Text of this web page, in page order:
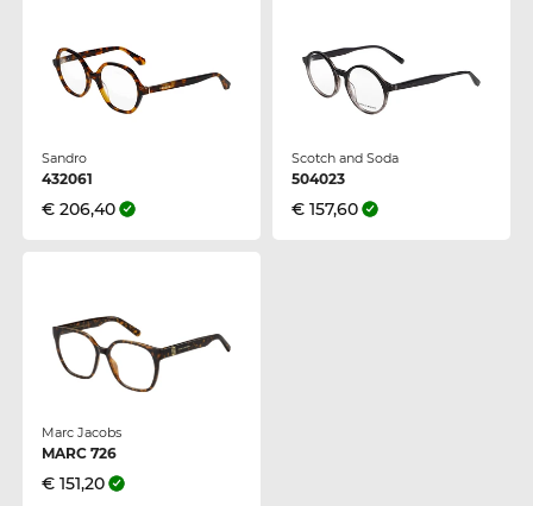
Sandro
432061
€ 206,40
Scotch and Soda
504023
€ 157,60
Marc Jacobs
MARC 726
€ 151,20